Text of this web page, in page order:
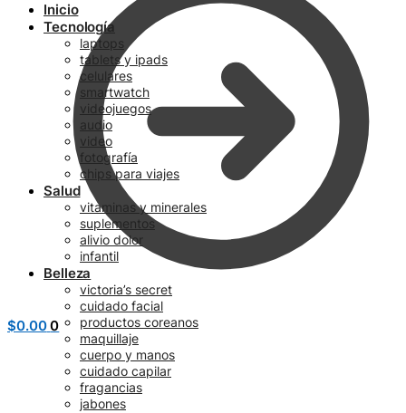
$0.00 0
Inicio
Tecnología
laptops
tablets y ipads
celulares
smartwatch
videojuegos
audio
video
fotografía
chips para viajes
Salud
vitaminas y minerales
suplementos
alivio dolor
infantil
Belleza
victoria’s secret
cuidado facial
productos coreanos
maquillaje
cuerpo y manos
cuidado capilar
fragancias
jabones